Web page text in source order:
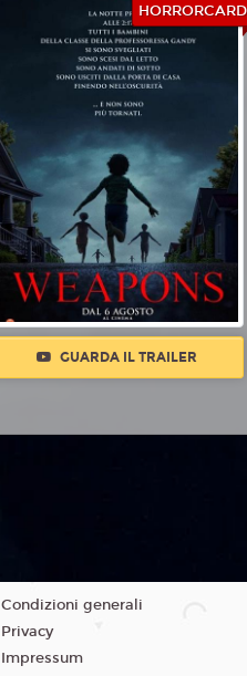
HORRORCARD
GUARDA IL TRAILER
Condizioni generali
Privacy
Impressum